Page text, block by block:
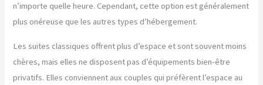
n’importe quelle heure. Cependant, cette option est généralement
plus onéreuse que les autres types d’hébergement.
Les suites classiques offrent plus d’espace et sont souvent moins
chères, mais elles ne disposent pas d’équipements bien-être
privatifs. Elles conviennent aux couples qui préfèrent l’espace au